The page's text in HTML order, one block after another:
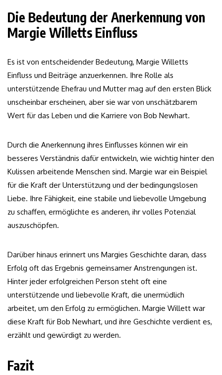
Die Bedeutung der Anerkennung von
Margie Willetts Einfluss
Es ist von entscheidender Bedeutung, Margie Willetts
Einfluss und Beiträge anzuerkennen. Ihre Rolle als
unterstützende Ehefrau und Mutter mag auf den ersten Blick
unscheinbar erscheinen, aber sie war von unschätzbarem
Wert für das Leben und die Karriere von Bob Newhart.
Durch die Anerkennung ihres Einflusses können wir ein
besseres Verständnis dafür entwickeln, wie wichtig hinter den
Kulissen arbeitende Menschen sind. Margie war ein Beispiel
für die Kraft der Unterstützung und der bedingungslosen
Liebe. Ihre Fähigkeit, eine stabile und liebevolle Umgebung
zu schaffen, ermöglichte es anderen, ihr volles Potenzial
auszuschöpfen.
Darüber hinaus erinnert uns Margies Geschichte daran, dass
Erfolg oft das Ergebnis gemeinsamer Anstrengungen ist.
Hinter jeder erfolgreichen Person steht oft eine
unterstützende und liebevolle Kraft, die unermüdlich
arbeitet, um den Erfolg zu ermöglichen. Margie Willett war
diese Kraft für Bob Newhart, und ihre Geschichte verdient es,
erzählt und gewürdigt zu werden.
Fazit